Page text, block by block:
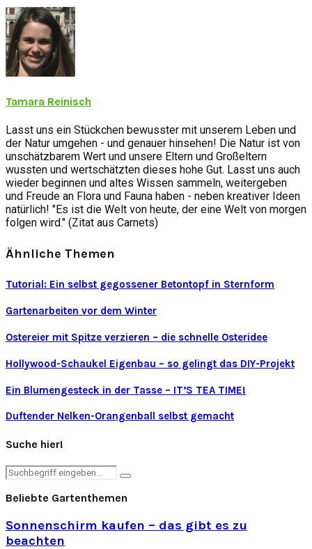
Tamara Reinisch
Lasst uns ein Stückchen bewusster mit unserem Leben und
der Natur umgehen - und genauer hinsehen! Die Natur ist von
unschätzbarem Wert und unsere Eltern und Großeltern
wussten und wertschätzten dieses hohe Gut. Lasst uns auch
wieder beginnen und altes Wissen sammeln, weitergeben
und Freude an Flora und Fauna haben - neben kreativer Ideen
natürlich! "Es ist die Welt von heute, der eine Welt von morgen
folgen wird." (Zitat aus Carnets)
Ähnliche Themen
Tutorial: Ein selbst gegossener Betontopf in Sternform
Gartenarbeiten vor dem Winter
Ostereier mit Spitze verzieren – die schnelle Osteridee
Hollywood-Schaukel Eigenbau – so gelingt das DIY-Projekt
Ein Blumengesteck in der Tasse – IT’S TEA TIME!
Duftender Nelken-Orangenball selbst gemacht
Suche hier!
Search
for:
Search
Beliebte Gartenthemen
Sonnenschirm kaufen – das gibt es zu
beachten